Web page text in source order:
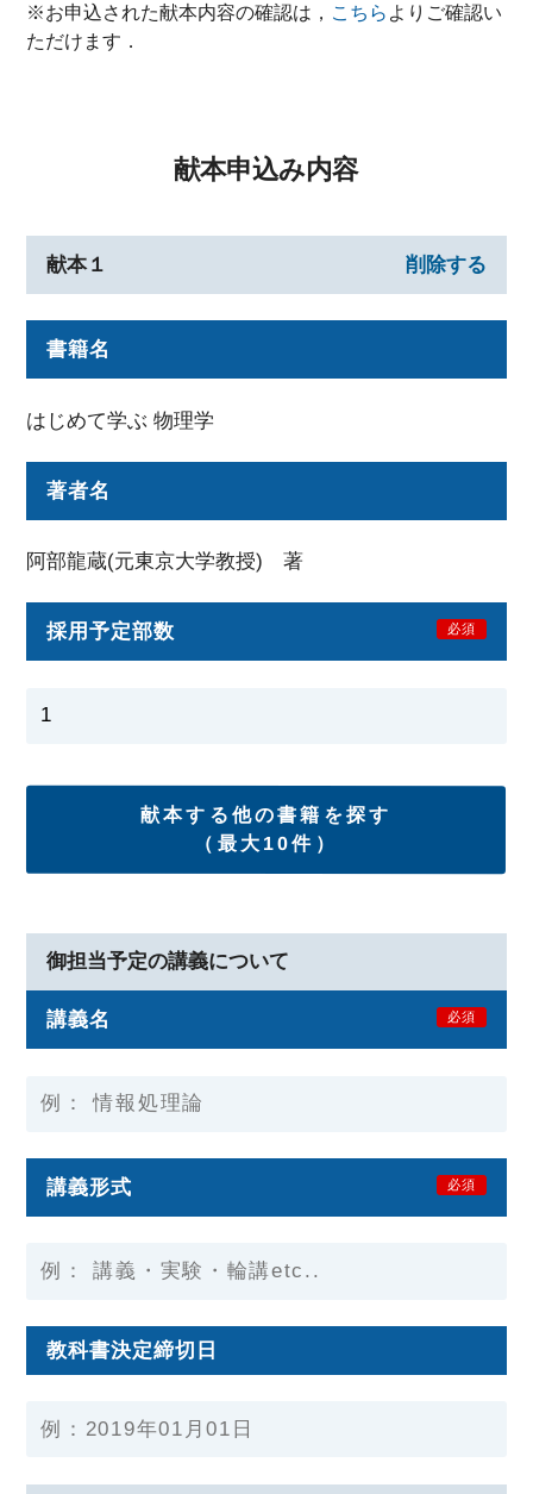
※お申込された献本内容の確認は， こちら よりご確認い
ただけます．
献本申込み内容
献本１ 削除する
書籍名
はじめて学ぶ 物理学
著者名
阿部龍蔵(元東京大学教授) 著
採用予定部数 必須
献本する他の書籍を探す
（最大10件）
御担当予定の講義について
講義名 必須
講義形式 必須
教科書決定締切日